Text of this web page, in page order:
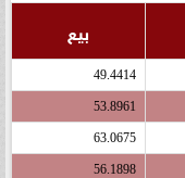
بيع
49.4414
53.8961
63.0675
56.1898